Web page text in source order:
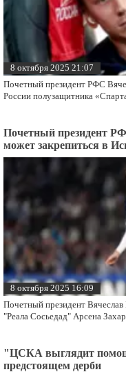
8 октября 2025 21:07
Почетный президент РФС
России полузащитника
Почетный президент
может закрепиться в
8 октября 2025 16:09
Почетный президент Вячеслав
"Реала Сосьедад" Арсена
"ЦСКА выглядит
предстоящем дерби